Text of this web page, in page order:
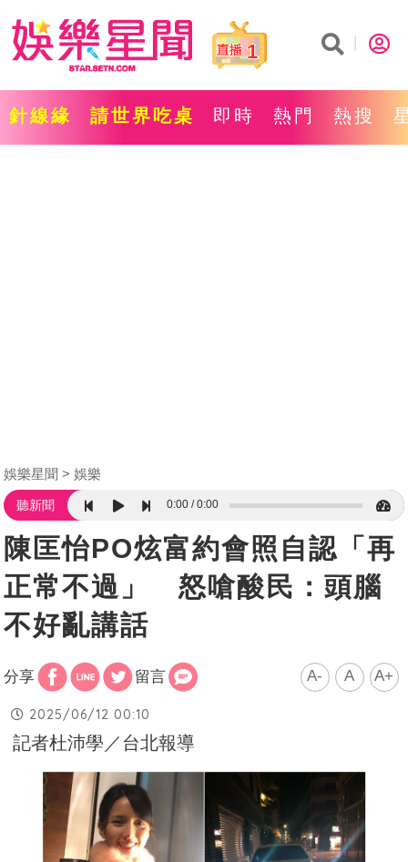
1
針線緣 請世界吃桌 即時 熱門 熱搜
娛樂星聞 娛樂
聽新聞 0:00 0:00
陳匡怡PO炫富約會照自認「再
正常不過」 怒嗆酸民：頭腦
不好亂講話
分享 留言 A- A A+
2025/06/12 00:10
記者杜沛學／台北報導